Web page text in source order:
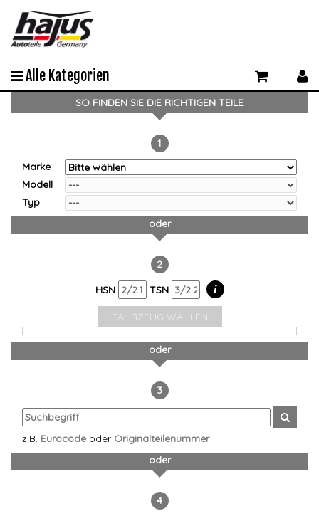
Alle Kategorien
SO FINDEN SIE DIE RICHTIGEN TEILE
1
Marke
Modell
Typ
oder
2
HSN
TSN i
FAHRZEUG WÄHLEN
oder
3
z.B. Eurocode oder Originalteilenummer
oder
4